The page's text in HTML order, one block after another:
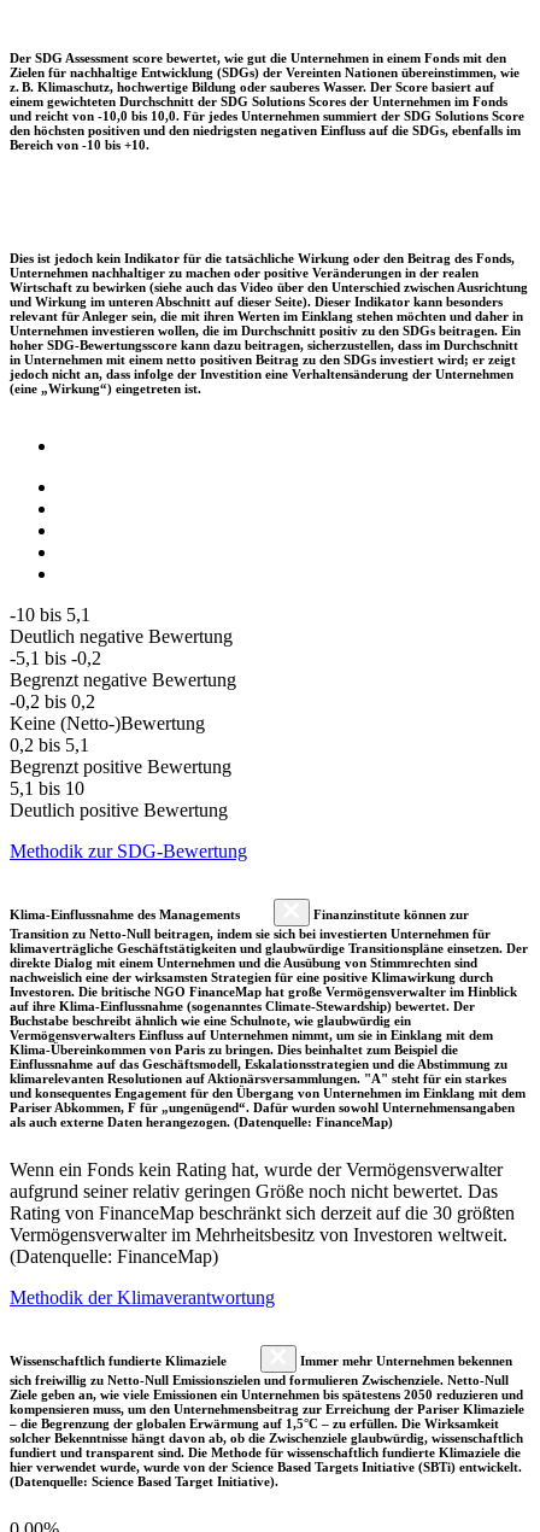
Der SDG Assessment score bewertet, wie gut die Unternehmen in einem Fonds mit den
Zielen für nachhaltige Entwicklung (SDGs) der Vereinten Nationen übereinstimmen, wie
z. B. Klimaschutz, hochwertige Bildung oder sauberes Wasser. Der Score basiert auf
einem gewichteten Durchschnitt der SDG Solutions Scores der Unternehmen im Fonds
und reicht von -10,0 bis 10,0. Für jedes Unternehmen summiert der SDG Solutions Score
den höchsten positiven und den niedrigsten negativen Einfluss auf die SDGs, ebenfalls im
Bereich von -10 bis +10.
Dies ist jedoch kein Indikator für die tatsächliche Wirkung oder den Beitrag des Fonds,
Unternehmen nachhaltiger zu machen oder positive Veränderungen in der realen
Wirtschaft zu bewirken (siehe auch das Video über den Unterschied zwischen Ausrichtung
und Wirkung im unteren Abschnitt auf dieser Seite). Dieser Indikator kann besonders
relevant für Anleger sein, die mit ihren Werten im Einklang stehen möchten und daher in
Unternehmen investieren wollen, die im Durchschnitt positiv zu den SDGs beitragen. Ein
hoher SDG-Bewertungsscore kann dazu beitragen, sicherzustellen, dass im Durchschnitt
in Unternehmen mit einem netto positiven Beitrag zu den SDGs investiert wird; er zeigt
jedoch nicht an, dass infolge der Investition eine Verhaltensänderung der Unternehmen
(eine „Wirkung“) eingetreten ist.
-10 bis 5,1
Deutlich negative Bewertung
-5,1 bis -0,2
Begrenzt negative Bewertung
-0,2 bis 0,2
Keine (Netto-)Bewertung
0,2 bis 5,1
Begrenzt positive Bewertung
5,1 bis 10
Deutlich positive Bewertung
Methodik zur SDG-Bewertung
Klima-Einflussnahme des Managements
Finanzinstitute können zur
Transition zu Netto-Null beitragen, indem sie sich bei investierten Unternehmen für
klimaverträgliche Geschäftstätigkeiten und glaubwürdige Transitionspläne einsetzen. Der
direkte Dialog mit einem Unternehmen und die Ausübung von Stimmrechten sind
nachweislich eine der wirksamsten Strategien für eine positive Klimawirkung durch
Investoren. Die britische NGO FinanceMap hat große Vermögensverwalter im Hinblick
auf ihre Klima-Einflussnahme (sogenanntes Climate-Stewardship) bewertet. Der
Buchstabe beschreibt ähnlich wie eine Schulnote, wie glaubwürdig ein
Vermögensverwalters Einfluss auf Unternehmen nimmt, um sie in Einklang mit dem
Klima-Übereinkommen von Paris zu bringen. Dies beinhaltet zum Beispiel die
Einflussnahme auf das Geschäftsmodell, Eskalationsstrategien und die Abstimmung zu
klimarelevanten Resolutionen auf Aktionärsversammlungen. "A" steht für ein starkes
und konsequentes Engagement für den Übergang von Unternehmen im Einklang mit dem
Pariser Abkommen, F für „ungenügend“. Dafür wurden sowohl Unternehmensangaben
als auch externe Daten herangezogen. (Datenquelle: FinanceMap)
Wenn ein Fonds kein Rating hat, wurde der Vermögensverwalter
aufgrund seiner relativ geringen Größe noch nicht bewertet. Das
Rating von FinanceMap beschränkt sich derzeit auf die 30 größten
Vermögensverwalter im Mehrheitsbesitz von Investoren weltweit.
(Datenquelle: FinanceMap)
Methodik der Klimaverantwortung
Wissenschaftlich fundierte Klimaziele
Immer mehr Unternehmen bekennen
sich freiwillig zu Netto-Null Emissionszielen und formulieren Zwischenziele. Netto-Null
Ziele geben an, wie viele Emissionen ein Unternehmen bis spätestens 2050 reduzieren und
kompensieren muss, um den Unternehmensbeitrag zur Erreichung der Pariser Klimaziele
– die Begrenzung der globalen Erwärmung auf 1,5°C – zu erfüllen. Die Wirksamkeit
solcher Bekenntnisse hängt davon ab, ob die Zwischenziele glaubwürdig, wissenschaftlich
fundiert und transparent sind. Die Methode für wissenschaftlich fundierte Klimaziele die
hier verwendet wurde, wurde von der Science Based Targets Initiative (SBTi) entwickelt.
(Datenquelle: Science Based Target Initiative).